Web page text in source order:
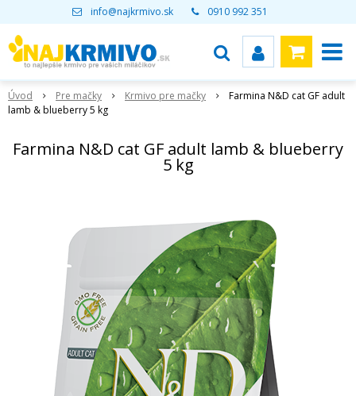
info@najkrmivo.sk 0910 992 351
Úvod Pre mačky Krmivo pre mačky
Farmina N&D cat GF adult
lamb & blueberry 5 kg
Farmina N&D cat GF adult lamb & blueberry
5 kg